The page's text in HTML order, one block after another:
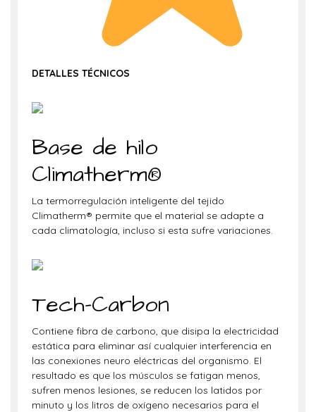
DETALLES TÉCNICOS
Base de hilo
Climatherm®
La termorregulación inteligente del tejido
Climatherm® permite que el material se adapte a
cada climatología, incluso si esta sufre variaciones.
Tech-Carbon
Contiene fibra de carbono, que disipa la electricidad
estática para eliminar así cualquier interferencia en
las conexiones neuro eléctricas del organismo. El
resultado es que los músculos se fatigan menos,
sufren menos lesiones, se reducen los latidos por
minuto y los litros de oxígeno necesarios para el